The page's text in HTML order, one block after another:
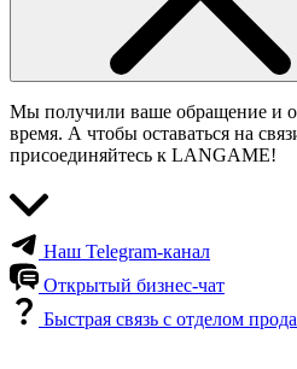
Мы получили ваше обращение и
время. А чтобы оставаться на
присоединяйтесь к LANGAME!
Наш Telegram-канал
Открытый бизнес-чат
Быстрая связь с отделом